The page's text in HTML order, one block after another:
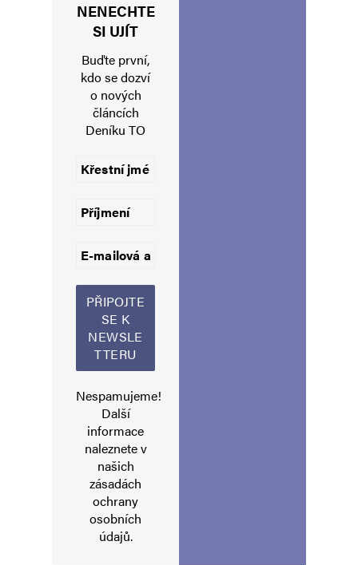
Uložit do prohlížeče jméno, e-mail a webovou stránku pro budoucí
Informujte mě o nových komentářích e-mailem.
Alternative:
NENECHTE
SI UJÍT
Buďte první,
kdo se dozví
o nových
článcích
Deníku TO
Nespamujeme!
Další
informace
naleznete v
našich
zásadách
ochrany
osobních
údajů.